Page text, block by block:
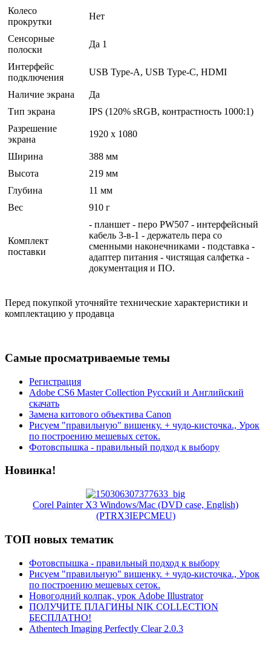
Колесо
прокрутки
Нет
Сенсорные
полоски
Да 1
Интерфейс
подключения
USB Type-A, USB Type-C, HDMI
Наличие экрана
Да
Тип экрана
IPS (120% sRGB, контрастность 1000:1)
Разрешение
экрана
1920 x 1080
Ширина
388 мм
Высота
219 мм
Глубина
11 мм
Вес
910 г
Комплект
поставки
- планшет - перо PW507 - интерфейсный
кабель 3-в-1 - держатель пера со
сменными наконечниками - подставка -
адаптер питания - чистящая салфетка -
документация и ПО.
Перед покупкой уточняйте технические характеристики и
комплектацию у продавца
Самые просматриваемые темы
Регистрация
Adobe CS6 Master Collection Русский и Английский
скачать
Замена китового объектива Canon
Рисуем "правильную" вишенку. + чудо-кисточка., Урок
по построению мешевых сеток.
Фотовспышка - правильный подход к выбору
Новинка!
Corel Painter X3 Windows/Mac (DVD case, English)
(PTRX3IEPCMEU)
ТОП новых тематик
Фотовспышка - правильный подход к выбору
Рисуем "правильную" вишенку. + чудо-кисточка., Урок
по построению мешевых сеток.
Новогодний колпак, урок Adobe Illustrator
ПОЛУЧИТЕ ПЛАГИНЫ NIK COLLECTION
БЕСПЛАТНО!
Athentech Imaging Perfectly Clear 2.0.3